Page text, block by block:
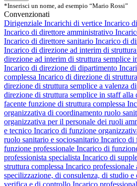
*Inserisci un nome, ad esempio “Mario Rossi”
Convenzionati
Dirigenziale Incarichi di vertice Incarico
Incarico di direttore amministrativo
Incarico di direttore sanitario Incarico di
Incarico di direzione ad interim di struttura
direzione ad interim di struttura semplice
Incarico di direzione di dipartimento
complessa Incarico di direzione di
direzione di struttura semplice a valenza
direzione di struttura semplice in staff alla
facente funzione di struttura complessa
organizzativa di coordinamento ruolo
organizzativa per il personale dei ruoli
e tecnico Incarico di funzione
ruolo sanitario e sociosanitario Incarico di
funzione professionale Incarico di
professionista specialista Incarico di
struttura complessa Incarico professionale
specilizzazione, di consulenza, di studio
verifica e di controllo Incarico